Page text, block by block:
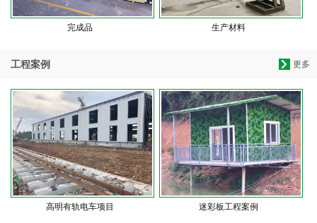
完成品 生产材料
更多
工程案例
高明有轨电车项目 迷彩板工程案例